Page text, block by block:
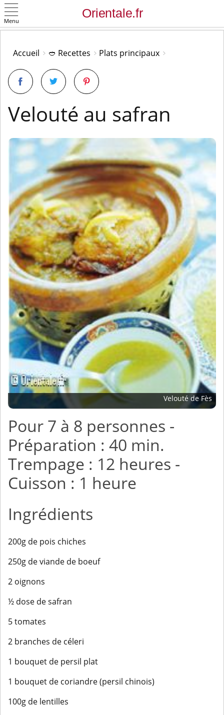
Menu
Accueil 🥙 Recettes Plats principaux
Velouté au safran
Velouté de Fès
Pour 7 à 8 personnes -
Préparation : 40 min.
Trempage : 12 heures -
Cuisson : 1 heure
Ingrédients
200g de pois chiches
250g de viande de boeuf
2 oignons
½ dose de safran
5 tomates
2 branches de céleri
1 bouquet de persil plat
1 bouquet de coriandre (persil chinois)
100g de lentilles